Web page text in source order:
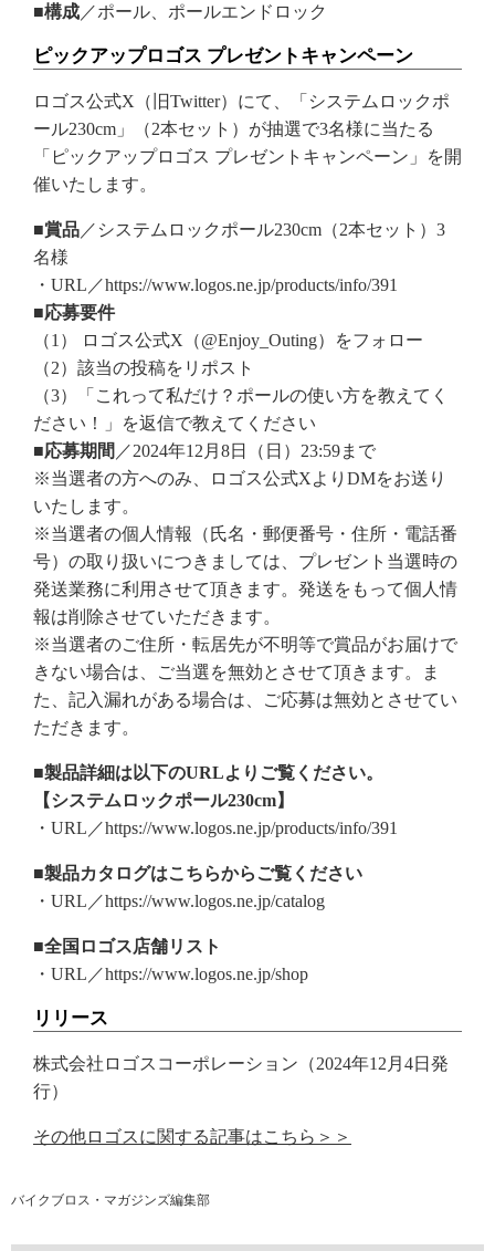
■構成 ／ポール、ポールエンドロック
ピックアップロゴス プレゼントキャンペーン
ロゴス公式X（旧Twitter）にて、「システムロックポ
ール230cm」（2本セット）が抽選で3名様に当たる
「ピックアップロゴス プレゼントキャンペーン」を開
催いたします。
■賞品 ／システムロックポール230cm（2本セット）3
名様
・URL／https://www.logos.ne.jp/products/info/391
■応募要件
（1） ロゴス公式X（@Enjoy_Outing）をフォロー
（2）該当の投稿をリポスト
（3）「これって私だけ？ポールの使い方を教えてく
ださい！」を返信で教えてください
■応募期間 ／2024年12月8日（日）23:59まで
※当選者の方へのみ、ロゴス公式XよりDMをお送り
いたします。
※当選者の個人情報（氏名・郵便番号・住所・電話番
号）の取り扱いにつきましては、プレゼント当選時の
発送業務に利用させて頂きます。発送をもって個人情
報は削除させていただきます。
※当選者のご住所・転居先が不明等で賞品がお届けで
きない場合は、ご当選を無効とさせて頂きます。ま
た、記入漏れがある場合は、ご応募は無効とさせてい
ただきます。
■製品詳細は以下のURLよりご覧ください。
【システムロックポール230cm】
・URL／https://www.logos.ne.jp/products/info/391
■製品カタログはこちらからご覧ください
・URL／https://www.logos.ne.jp/catalog
■全国ロゴス店舗リスト
・URL／https://www.logos.ne.jp/shop
リリース
株式会社ロゴスコーポレーション（2024年12月4日発
行）
その他ロゴスに関する記事はこちら＞＞
バイクブロス・マガジンズ編集部